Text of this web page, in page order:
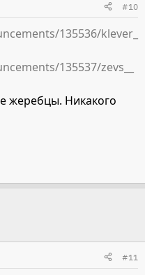
#10
135536/klever_
135537/zevs__
жеребцы. Никакого
#11